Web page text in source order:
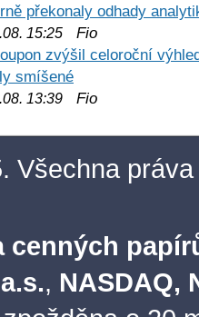
překonaly odhady
15:25 Fio
zvýšil celoroční
smíšené
13:39 Fio
Všechna práva
cenných
, NASDAQ,